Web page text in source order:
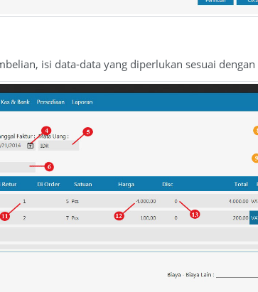
isi data-data yang diperlukan sesuai